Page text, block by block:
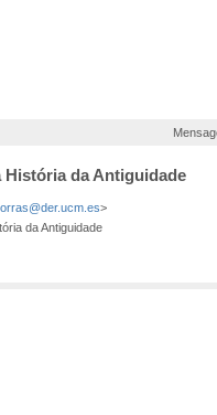
da Antiguidade
>
da Antiguidade